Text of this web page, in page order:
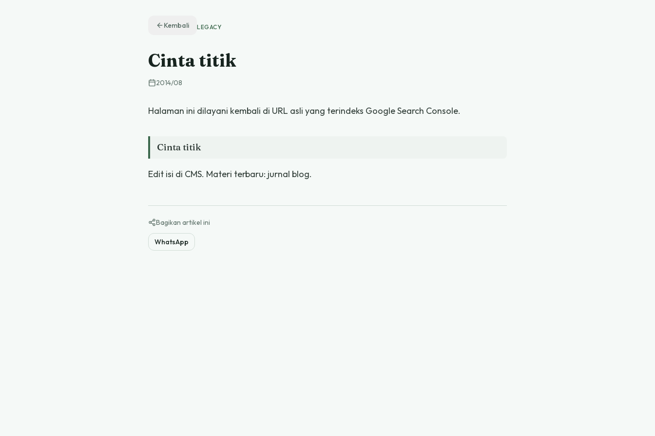
Kembali LEGACY
Cinta titik
2014/08
Halaman ini dilayani kembali di URL asli yang terindeks Google Search Console.
Cinta titik
Edit isi di CMS. Materi terbaru: jurnal blog.
Bagikan artikel ini
WhatsApp